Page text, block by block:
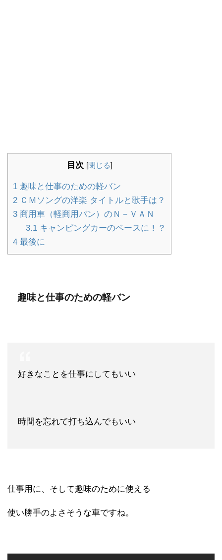
目次 [閉じる]
1 趣味と仕事のための軽バン
2 ＣＭソングの洋楽 タイトルと歌手は？
3 商用車（軽商用バン）のＮ－ＶＡＮ
3.1キャンピングカーのベースに！？
4 最後に
趣味と仕事のための軽バン
好きなことを仕事にしてもいい
時間を忘れて打ち込んでもいい
仕事用に、そして趣味のために使える
使い勝手のよさそうな車ですね。